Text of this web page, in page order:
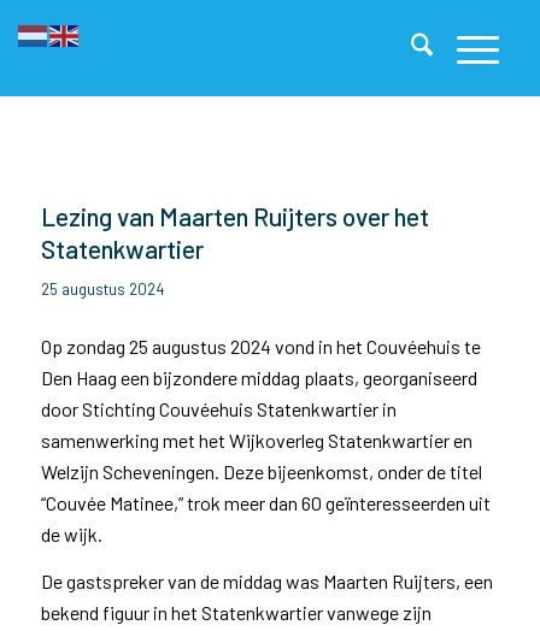
Lezing van Maarten Ruijters over het
Statenkwartier
25 augustus 2024
Op zondag 25 augustus 2024 vond in het Couvéehuis te
Den Haag een bijzondere middag plaats, georganiseerd
door Stichting Couvéehuis Statenkwartier in
samenwerking met het Wijkoverleg Statenkwartier en
Welzijn Scheveningen. Deze bijeenkomst, onder de titel
“Couvée Matinee,” trok meer dan 60 geïnteresseerden uit
de wijk.
De gastspreker van de middag was Maarten Ruijters, een
bekend figuur in het Statenkwartier vanwege zijn